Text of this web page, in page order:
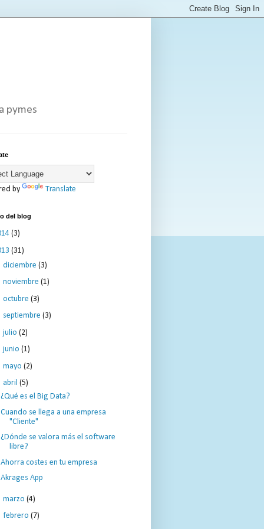
pymes
by Translate
del blog
(3)
(31)
diciembre (3)
noviembre (1)
octubre (3)
septiembre (3)
julio (2)
junio (1)
mayo (2)
abril (5)
¿Qué es el Big Data?
Cuando se llega a una empresa
"Cliente"
¿Dónde se valora más el software
libre?
Ahorra costes en tu empresa
Akrages App
marzo (4)
febrero (7)